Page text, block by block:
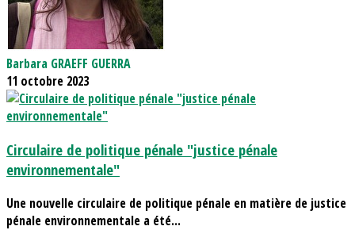
Barbara GRAEFF GUERRA
11 octobre 2023
Circulaire de politique pénale "justice pénale
environnementale"
Une nouvelle circulaire de politique pénale en matière de justice
pénale environnementale a été...